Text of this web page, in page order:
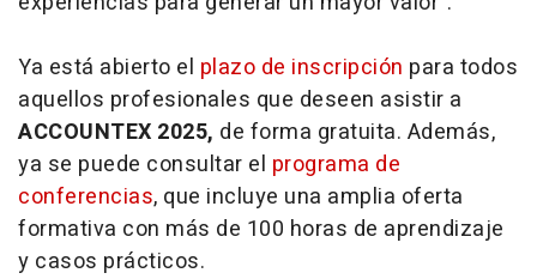
Ya está abierto el plazo de inscripción para todos
aquellos profesionales que deseen asistir a
ACCOUNTEX 2025, de forma gratuita. Además,
ya se puede consultar el programa de
conferencias, que incluye una amplia oferta
formativa con más de 100 horas de aprendizaje
y casos prácticos.